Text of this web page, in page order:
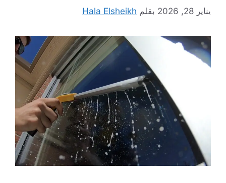
يناير 28, 2026 بقلم Hala Elsheikh